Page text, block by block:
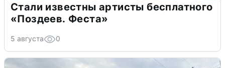
Стали известны артисты бесплатного
«Поздеев. Феста»
5 августа 0